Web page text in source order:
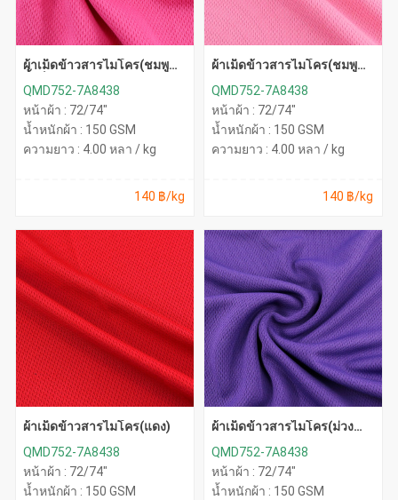
ผ้าเม็ดข้าวสารไมโคร(ชมพู
QMD752-7A8438
หน้าผ้า : 72/74"
น้ำหนักผ้า : 150 GSM
ความยาว : 4.00 หลา / kg
140 ฿/kg
ผ้าเม็ดข้าวสารไมโคร(ชมพู
QMD752-7A8438
หน้าผ้า : 72/74"
น้ำหนักผ้า : 150 GSM
ความยาว : 4.00 หลา / kg
140 ฿/kg
ผ้าเม็ดข้าวสารไมโคร(แดง)
QMD752-7A8438
หน้าผ้า : 72/74"
น้ำหนักผ้า : 150 GSM
ผ้าเม็ดข้าวสารไมโคร(ม่วง
QMD752-7A8438
หน้าผ้า : 72/74"
น้ำหนักผ้า : 150 GSM